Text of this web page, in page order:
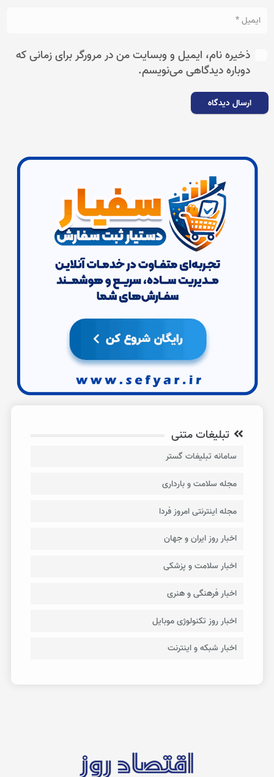
ذخیره نام، ایمیل و وبسایت من در مرورگر برای زمانی که
دوباره دیدگاهی می‌نویسم.
ارسال دیدگاه
تبلیغات متنی
سامانه تبلیغات گستر
مجله سلامت و بارداری
مجله اینترنتی امروز فردا
اخبار روز ایران و جهان
اخبار سلامت و پزشکی
اخبار فرهنگی و هنری
اخبار روز تکنولوژی موبایل
اخبار شبکه و اینترنت